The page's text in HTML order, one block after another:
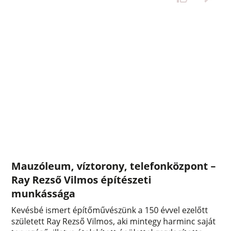
Mauzóleum, víztorony, telefonközpont –
Ray Rezső Vilmos építészeti
munkássága
Kevésbé ismert építőművészünk a 150 évvel ezelőtt
született Ray Rezső Vilmos, aki mintegy harminc saját